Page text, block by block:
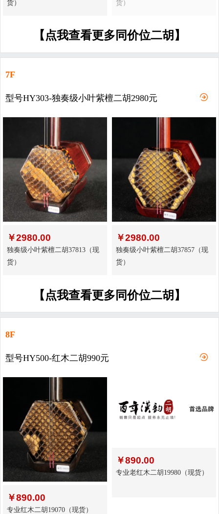
货） 货）
【点我查看更多同价位二胡】
7F
型号HY303-独奏级小叶紫檀二胡2980元
￥2980.00
独奏级小叶紫檀二胡37813（现
货）
￥2980.00
独奏级小叶紫檀二胡37857（现
货）
【点我查看更多同价位二胡】
8F
型号HY500-红木二胡990元
￥890.00
专业红木二胡19070（现货）
￥890.00
专业老红木二胡19980（现货）